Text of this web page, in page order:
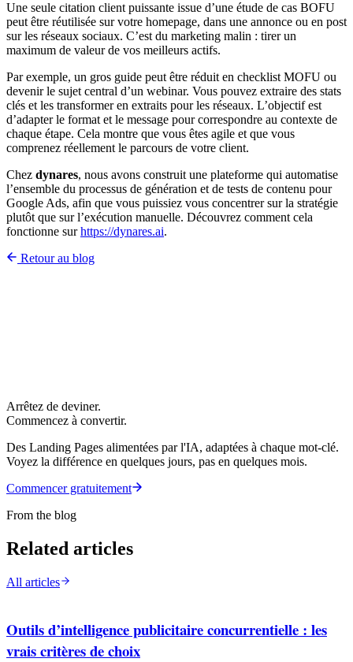
Une seule citation client puissante issue d’une étude de cas BOFU
peut être réutilisée sur votre homepage, dans une annonce ou en post
sur les réseaux sociaux. C’est du marketing malin : tirer un
maximum de valeur de vos meilleurs actifs.
Par exemple, un gros guide peut être réduit en checklist MOFU ou
devenir le sujet central d’un webinar. Vous pouvez extraire des stats
clés et les transformer en extraits pour les réseaux. L’objectif est
d’adapter le format et le message pour correspondre au contexte de
chaque étape. Cela montre que vous êtes agile et que vous
comprenez réellement le parcours de votre client.
Chez dynares, nous avons construit une plateforme qui automatise
l’ensemble du processus de génération et de tests de contenu pour
Google Ads, afin que vous puissiez vous concentrer sur la stratégie
plutôt que sur l’exécution manuelle. Découvrez comment cela
fonctionne surhttps://dynares.ai.
Retour au blog
Arrêtez de deviner.
Commencez à convertir.
Des Landing Pages alimentées par l'IA, adaptées à chaque mot-clé.
Voyez la différence en quelques jours, pas en quelques mois.
Commencer gratuitement
From the blog
Related articles
All articles
Outils d’intelligence publicitaire concurrentielle : les
vrais critères de choix